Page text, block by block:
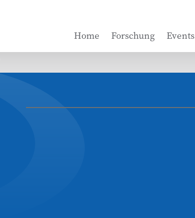
Home Forschung Events